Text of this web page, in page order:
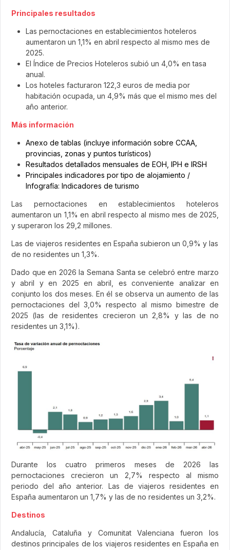
Principales resultados
Las pernoctaciones en establecimientos hoteleros
aumentaron un 1,1% en abril respecto al mismo mes de
2025.
El Índice de Precios Hoteleros subió un 4,0% en tasa
anual.
Los hoteles facturaron 122,3 euros de media por
habitación ocupada, un 4,9% más que el mismo mes del
año anterior.
Más información
Anexo de tablas (incluye información sobre CCAA,
provincias, zonas y puntos turísticos)
Resultados detallados mensuales de EOH, IPH e IRSH
Principales indicadores por tipo de alojamiento /
Infografía: Indicadores de turismo
Las pernoctaciones en establecimientos hoteleros
aumentaron un 1,1% en abril respecto al mismo mes de 2025,
y superaron los 29,2 millones.
Las de viajeros residentes en España subieron un 0,9% y las
de no residentes un 1,3%.
Dado que en 2026 la Semana Santa se celebró entre marzo
y abril y en 2025 en abril, es conveniente analizar en
conjunto los dos meses. En él se observa un aumento de las
pernoctaciones del 3,0% respecto al mismo bimestre de
2025 (las de residentes crecieron un 2,8% y las de no
residentes un 3,1%).
Durante los cuatro primeros meses de 2026 las
pernoctaciones crecieron un 2,7% respecto al mismo
periodo del año anterior. Las de viajeros residentes en
España aumentaron un 1,7% y las de no residentes un 3,2%.
Destinos
Andalucía, Cataluña y Comunitat Valenciana fueron los
destinos principales de los viajeros residentes en España en